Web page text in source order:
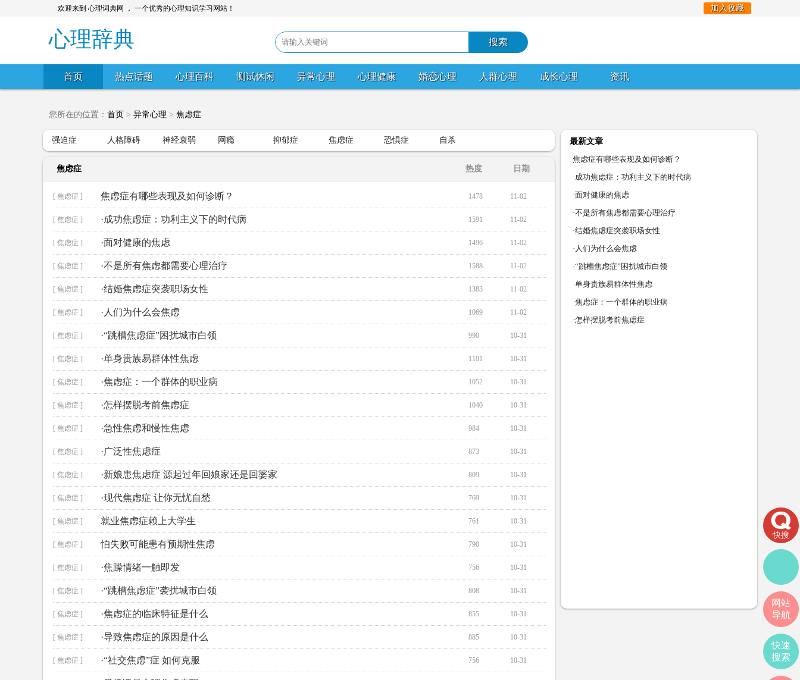
欢迎来到 心理词典网 ， 一个优秀的心理知识学习网站！ 加入收藏
心理辞典
首页 热点话题 心理百科 测试休闲 异常心理 心理健康 婚恋心理 人群心理 成长心理 资讯
您所在的位置： 首页 > 异常心理 > 焦虑症
强迫症 人格障碍 神经衰弱 网瘾 抑郁症 焦虑症 恐惧症 自杀
焦虑症 日期
热度
[ 焦虑症 ] 焦虑症有哪些表现及如何诊断？ 11-02
1478
[ 焦虑症 ] ·成功焦虑症：功利主义下的时代病 11-02
1591
[ 焦虑症 ] ·面对健康的焦虑 11-02
1496
[ 焦虑症 ] ·不是所有焦虑都需要心理治疗 11-02
1588
[ 焦虑症 ] ·结婚焦虑症突袭职场女性 11-02
1383
[ 焦虑症 ] ·人们为什么会焦虑 11-02
1069
[ 焦虑症 ] ·“跳槽焦虑症”困扰城市白领 10-31
990
[ 焦虑症 ] ·单身贵族易群体性焦虑 10-31
1101
[ 焦虑症 ] ·焦虑症：一个群体的职业病 10-31
1052
[ 焦虑症 ] ·怎样摆脱考前焦虑症 10-31
1040
[ 焦虑症 ] ·急性焦虑和慢性焦虑 10-31
984
[ 焦虑症 ] ·广泛性焦虑症 10-31
873
[ 焦虑症 ] ·新娘患焦虑症 源起过年回娘家还是回婆家 10-31
809
[ 焦虑症 ] ·现代焦虑症 让你无忧自愁 10-31
769
[ 焦虑症 ] 就业焦虑症赖上大学生 10-31
761
[ 焦虑症 ] 怕失败可能患有预期性焦虑 10-31
790
[ 焦虑症 ] ·焦躁情绪一触即发 10-31
756
[ 焦虑症 ] ·“跳槽焦虑症”袭扰城市白领 10-31
808
[ 焦虑症 ] ·焦虑症的临床特征是什么 10-31
855
[ 焦虑症 ] ·导致焦虑症的原因是什么 10-31
885
[ 焦虑症 ] ·“社交焦虑”症 如何克服 10-31
756
最新文章
焦虑症有哪些表现及如何诊断？
·成功焦虑症：功利主义下的时代病
·面对健康的焦虑
·不是所有焦虑都需要心理治疗
·结婚焦虑症突袭职场女性
·人们为什么会焦虑
·“跳槽焦虑症”困扰城市白领
·单身贵族易群体性焦虑
·焦虑症：一个群体的职业病
·怎样摆脱考前焦虑症
快搜
网站
导航
快速
搜索